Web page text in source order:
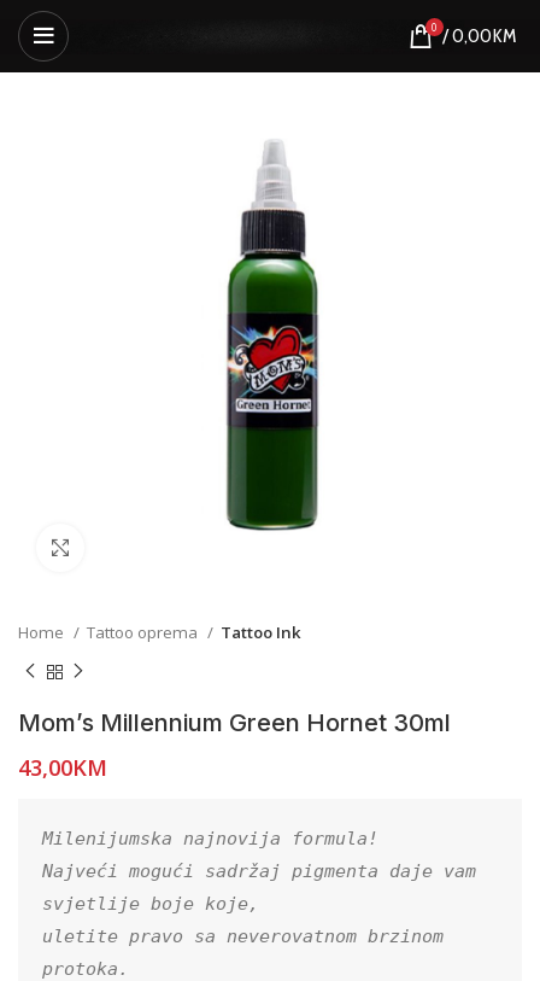
0 /0,00KM
Home Tattoo oprema Tattoo Ink
Mom’s Millennium Green Hornet 30ml
43,00KM
Milenijumska najnovija formula!
Najveći mogući sadržaj pigmenta daje vam
svjetlije boje koje,
uletite pravo sa neverovatnom brzinom
protoka.